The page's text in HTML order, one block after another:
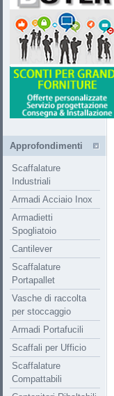
Approfondimenti
Scaffalature
Industriali
Armadi Acciaio Inox
Armadietti
Spogliatoio
Cantilever
Scaffalature
Portapallet
Vasche di raccolta
per stoccaggio
Armadi Portafucili
Scaffali per Ufficio
Scaffalature
Compattabili